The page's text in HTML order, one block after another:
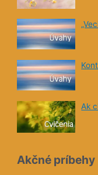
Ak
Akčné príbehy